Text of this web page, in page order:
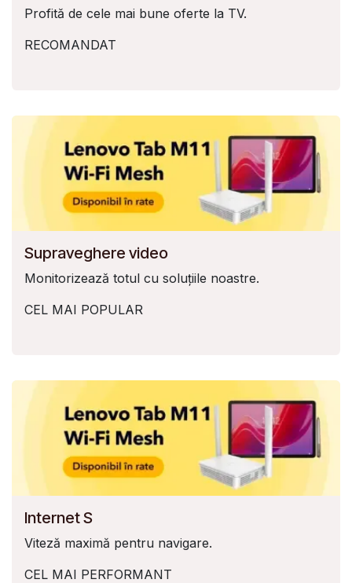
Profită de cele mai bune oferte la TV.
RECOMANDAT
Supraveghere video
Monitorizează totul cu soluțiile noastre.
CEL MAI POPULAR
Internet S
Viteză maximă pentru navigare.
CEL MAI PERFORMANT